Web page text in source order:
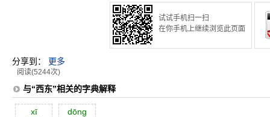
试试手机扫一扫
在你手机上继续浏览此页面
分享到： 更多
阅读(5244次)
与“西东”相关的字典解释
xī dōng